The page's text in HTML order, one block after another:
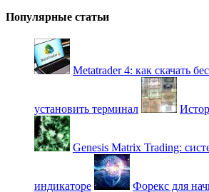
Популярные статьи
Metatrader 4: как скачать
установить терминал
Genesis Matrix Trading:
индикаторе
Форекс для